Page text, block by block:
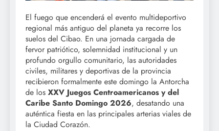
El fuego que encenderá el evento multideportivo
regional más antiguo del planeta ya recorre los
suelos del Cibao. En una jornada cargada de
fervor patriótico, solemnidad institucional y un
profundo orgullo comunitario, las autoridades
civiles, militares y deportivas de la provincia
recibieron formalmente este domingo la Antorcha
de los XXV Juegos Centroamericanos y del
Caribe Santo Domingo 2026, desatando una
auténtica fiesta en las principales arterias viales de
la Ciudad Corazón.